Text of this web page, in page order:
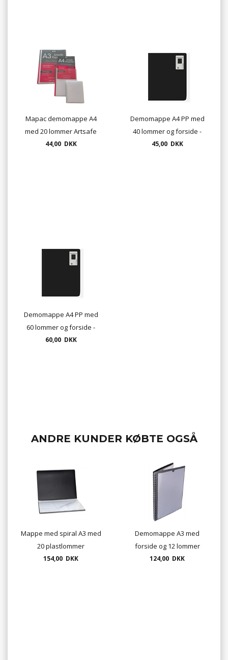
Mapac demomappe A4
med 20 lommer Artsafe
Presenter
44,00 DKK
Demomappe A4 PP med
40 lommer og forside -
sort
45,00 DKK
Demomappe A4 PP med
60 lommer og forside -
sort
60,00 DKK
ANDRE KUNDER KØBTE OGSÅ
Mappe med spiral A3 med
20 plastlommer
154,00 DKK
Demomappe A3 med
forside og 12 lommer
124,00 DKK